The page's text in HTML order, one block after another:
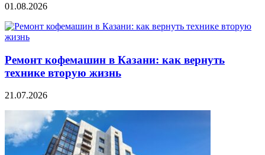
01.08.2026
Ремонт кофемашин в Казани: как вернуть
технике вторую жизнь
21.07.2026